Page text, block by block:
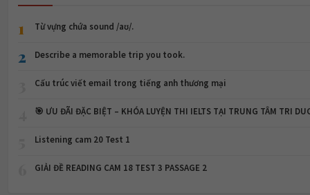
1 Từ vựng chứa sound /aʊ/.
2 Describe a memorable trip you took.
Cấu trúc viết email trong tiếng anh thương mại
🎯 ƯU ĐÃI ĐẶC BIỆT – KHÓA LUYỆN THI IELTS TẠI TRUNG TÂM TRI
Listening cam 20 Test 1
GIẢI ĐỀ READING CAM 18 TEST 3 PASSAGE 2